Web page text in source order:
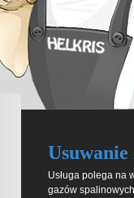
Usługa polega na
gazów